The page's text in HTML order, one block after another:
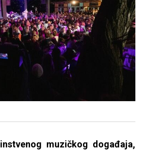
muzičkog događaja,